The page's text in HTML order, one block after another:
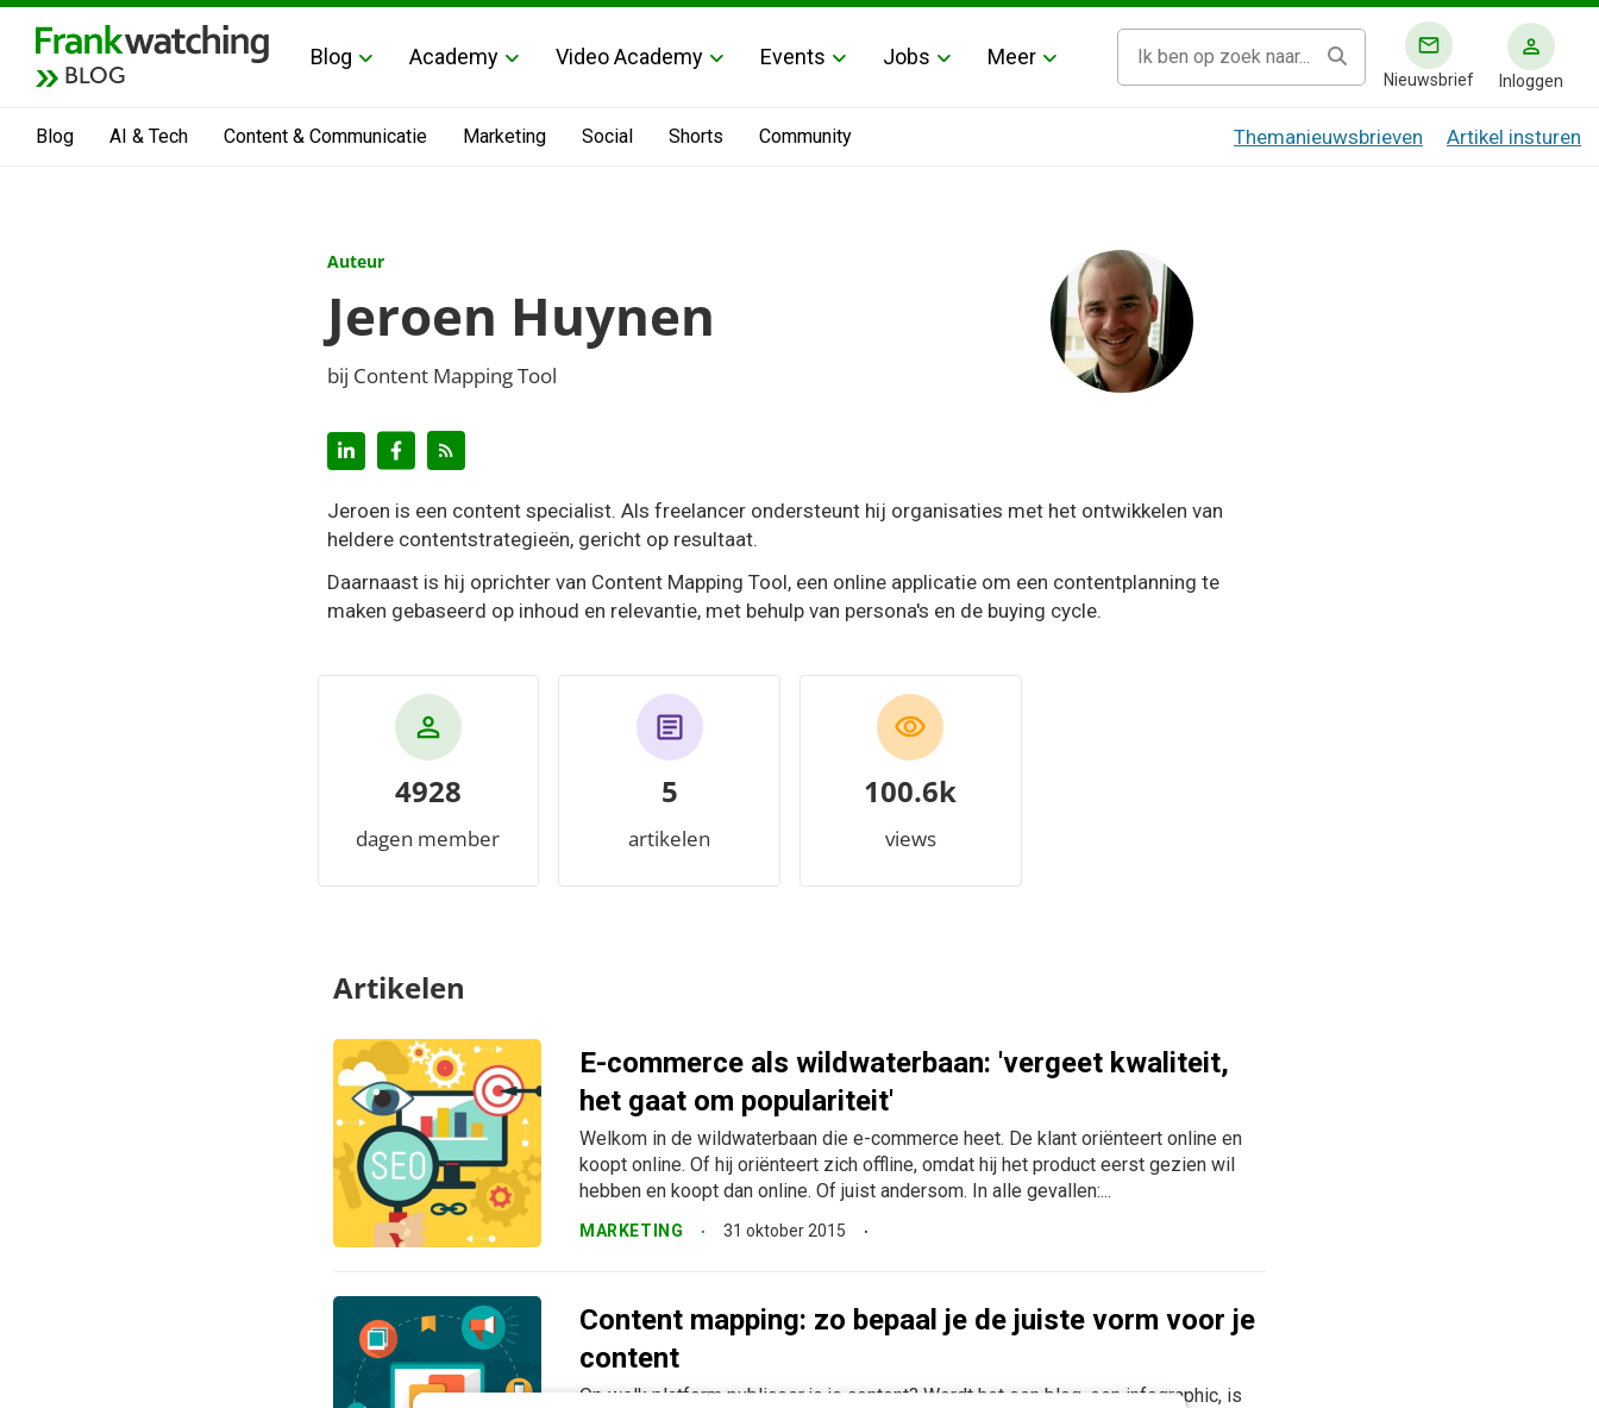
BLOG
Blog Academy Video Academy Events Jobs Meer
Nieuwsbrief Inloggen
Blog AI & Tech Content & Communicatie Marketing Social Shorts Community Themanieuwsbrieven Artikel insturen
Auteur
Jeroen Huynen
bij Content Mapping Tool
Jeroen is een content specialist. Als freelancer ondersteunt hij organisaties met het ontwikkelen van
heldere contentstrategieën, gericht op resultaat.
Daarnaast is hij oprichter van Content Mapping Tool, een online applicatie om een contentplanning te
maken gebaseerd op inhoud en relevantie, met behulp van persona's en de buying cycle.
4928
dagen member
5
artikelen
110.7k
views
Artikelen
E-commerce als wildwaterbaan: 'vergeet kwaliteit,
het gaat om populariteit'
Welkom in de wildwaterbaan die e-commerce heet. De klant oriënteert online en
koopt online. Of hij oriënteert zich offline, omdat hij het product eerst gezien wil
hebben en koopt dan online. Of juist andersom. In alle gevallen:...
MARKETING 31 oktober 2015
Content mapping: zo bepaal je de juiste vorm voor je
content
Op welk platform publiceer je je content? Wordt het een blog, een infographic, is